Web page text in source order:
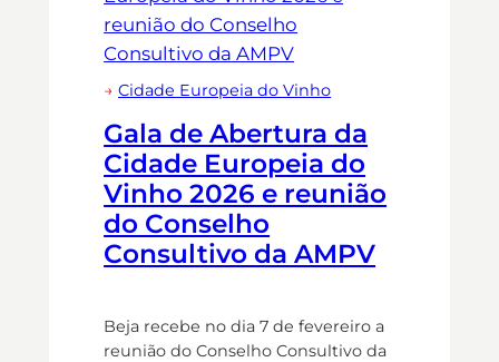
→Cidade Europeia do Vinho
Gala de Abertura da
Cidade Europeia do
Vinho 2026 e reunião
do Conselho
Consultivo da AMPV
Beja recebe no dia 7 de fevereiro a
reunião do Conselho Consultivo da